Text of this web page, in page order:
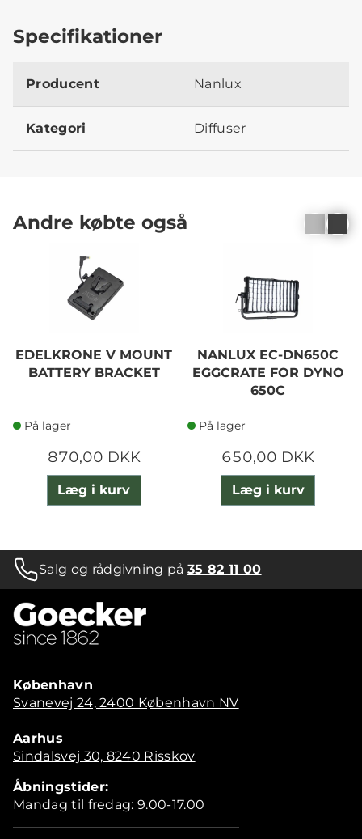
Specifikationer
Producent Nanlux
Kategori Diffuser
Andre købte også
EDELKRONE V MOUNT
BATTERY BRACKET
På lager
870,00 DKK
Læg i kurv
NANLUX EC-DN650C
EGGCRATE FOR DYNO
650C
På lager
650,00 DKK
Læg i kurv
Salg og rådgivning på35 82 11 00
København
Svanevej 24, 2400 København NV
Aarhus
Sindalsvej 30, 8240 Risskov
Åbningstider:
Mandag til fredag: 9.00-17.00